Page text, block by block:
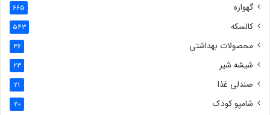
گهواره 665
کالسکه 543
محصولات بهداشتی 36
شیشه شیر 23
صندلی غذا 21
شامپو کودک 20